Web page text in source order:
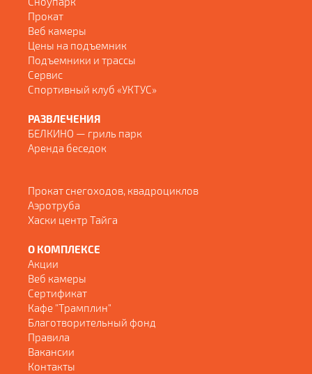
Прокат
Веб камеры
Цены на подъемник
Подъемники и трассы
Сервис
Спортивный клуб «УКТУС»
РАЗВЛЕЧЕНИЯ
БЕЛКИНО — гриль парк
Аренда беседок
Прокат снегоходов, квадроциклов
Аэротруба
Хаски центр Тайга
О КОМПЛЕКСЕ
Акции
Веб камеры
Сертификат
Кафе "Трамплин"
Благотворительный фонд
Правила
Вакансии
Контакты